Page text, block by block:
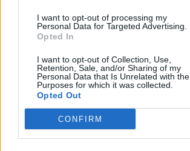
I want to opt-out of processing my
Personal Data for Targeted Advertising.
Opted In
I want to opt-out of Collection, Use,
Retention, Sale, and/or Sharing of my
Personal Data that Is Unrelated with the
Purposes for which it was collected.
Opted Out
CONFIRM
ΕΓΓΡΑΦΕΙΤΕ ΓΙΑ ΝΑ ΠΑΙΡΝΕΤΕ ΤΙΣ
ΤΕΛΕΥΤΑΙΕΣ ΜΑΣ ΕΝΗΜΕΡΩΣΕΙΣ
ΕΓΓΡΑΦΗ